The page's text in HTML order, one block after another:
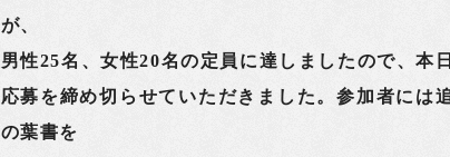
が、
男性25名、女性20名の定員に達しましたので、本
応募を締め切らせていただきました。参加者には
の葉書を